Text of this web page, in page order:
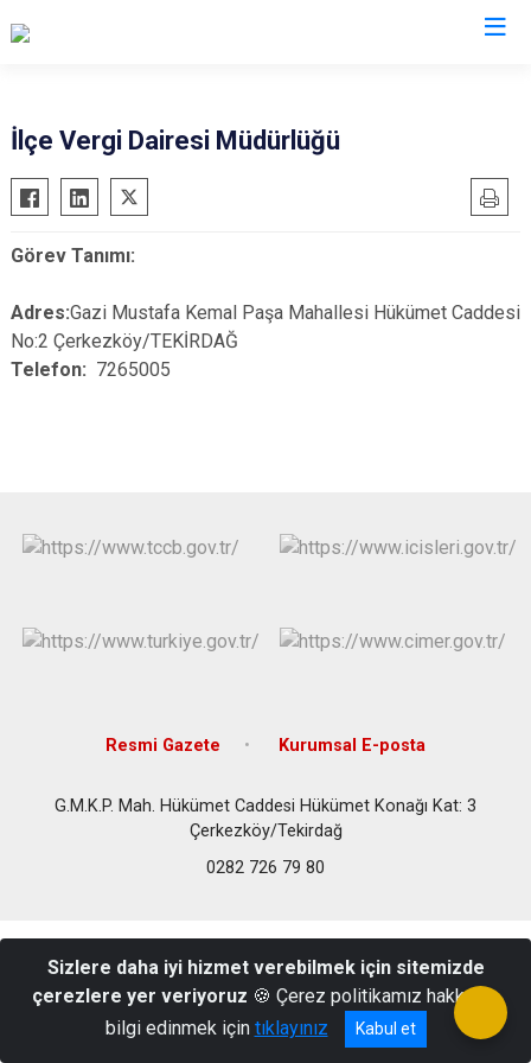
Çerkezköy
Çorlu
Hayrabolu
Marmaraereğlisi
Muratlı
İlçe Vergi Dairesi Müdürlüğü
Görev Tanımı:
Adres:Gazi Mustafa Kemal Paşa Mahallesi Hükümet Caddesi
No:2 Çerkezköy/TEKİRDAĞ
Telefon: 7265005
Resmi Gazete Kurumsal E-posta
G.M.K.P. Mah. Hükümet Caddesi Hükümet Konağı Kat: 3
Çerkezköy/Tekirdağ
0282 726 79 80
Sizlere daha iyi hizmet verebilmek için sitemizde
çerezlere yer veriyoruz 🍪 Çerez politikamız hakkında
bilgi edinmek için tıklayınız Kabul et